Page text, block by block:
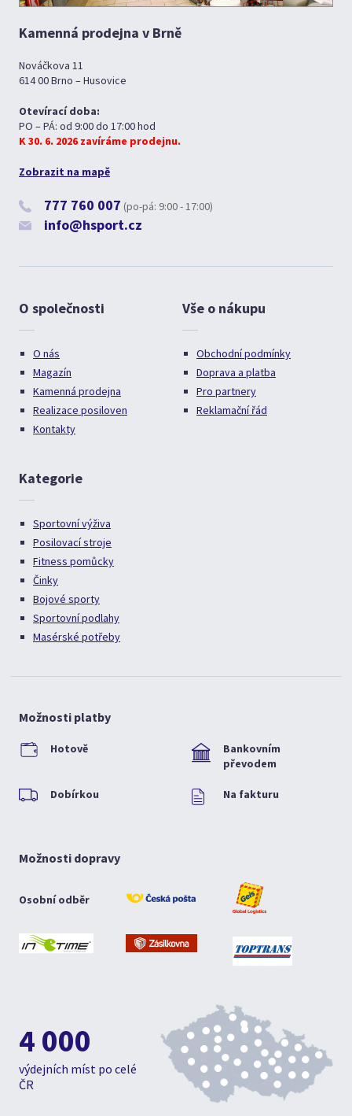
Kamenná prodejna v Brně
Nováčkova 11
614 00 Brno – Husovice
Otevírací doba:
PO – PÁ: od 9:00 do 17:00 hod
K 30. 6. 2026 zavíráme prodejnu.
Zobrazit na mapě
777 760 007 (po-pá: 9:00 - 17:00)
info@hsport.cz
O společnosti
O nás
Magazín
Kamenná prodejna
Realizace posiloven
Kontakty
Vše o nákupu
Obchodní podmínky
Doprava a platba
Pro partnery
Reklamační řád
Kategorie
Sportovní výživa
Posilovací stroje
Fitness pomůcky
Činky
Bojové sporty
Sportovní podlahy
Masérské potřeby
Možnosti platby
Hotově
Bankovním
převodem
Dobírkou Na fakturu
Možnosti dopravy
Osobní odběr
4 000
výdejních míst po celé
ČR